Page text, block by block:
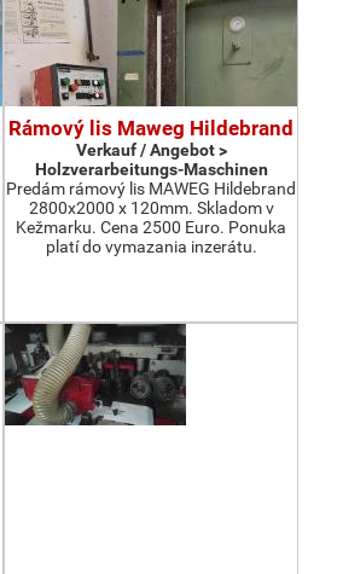
Rámový lis Maweg Hildebrand
Verkauf / Angebot >
Holzverarbeitungs-Maschinen
Predám rámový lis MAWEG Hildebrand
2800x2000 x 120mm. Skladom v
Kežmarku. Cena 2500 Euro. Ponuka
platí do vymazania inzerátu.